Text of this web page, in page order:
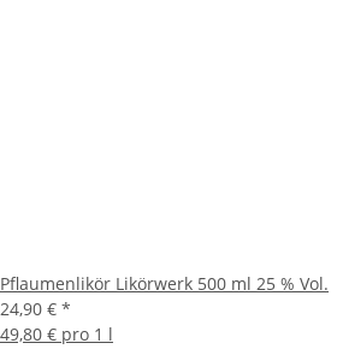
Pflaumenlikör Likörwerk 500 ml 25 % Vol.
24,90 € *
49,80 € pro 1 l